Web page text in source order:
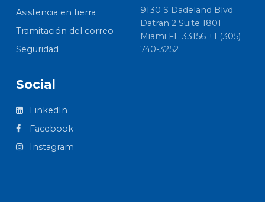
Asistencia en tierra
Tramitación del correo
Seguridad
9130 S Dadeland Blvd
Datran 2 Suite 1801
Miami FL 33156 +1 (305)
740-3252
Social
LinkedIn
Facebook
Instagram